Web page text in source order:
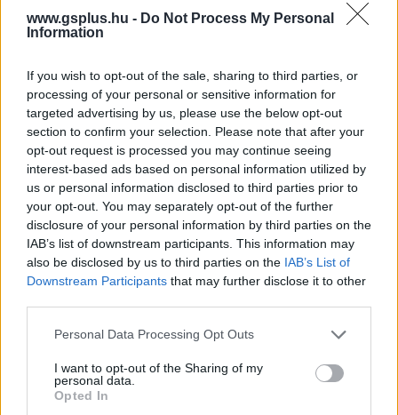
www.gsplus.hu - Do Not Process My Personal
Information
If you wish to opt-out of the sale, sharing to third parties, or
processing of your personal or sensitive information for
targeted advertising by us, please use the below opt-out
section to confirm your selection. Please note that after your
opt-out request is processed you may continue seeing
interest-based ads based on personal information utilized by
us or personal information disclosed to third parties prior to
your opt-out. You may separately opt-out of the further
disclosure of your personal information by third parties on the
IAB’s list of downstream participants. This information may
also be disclosed by us to third parties on the IAB’s List of
Downstream Participants that may further disclose it to other
Please note that this website/app uses one or more Google
not limited to your visit or usage behaviour. You may click to
grant or deny consent to Google and its third-party tags to
use your data for below specified purposes in below Google
Personal Data Processing Opt Outs
I want to opt-out of the Sharing of my
personal data.
Opted In
magyar feliratos előzetesek.
Feliratkozom
Csatornatag leszek
SMASH by Meló-Diák: Homok, zene és a nyár legjobb
hangulata – Jön a második forduló! (X)
Július végén folytatódik a balatoni strandröplabda-
sorozat.